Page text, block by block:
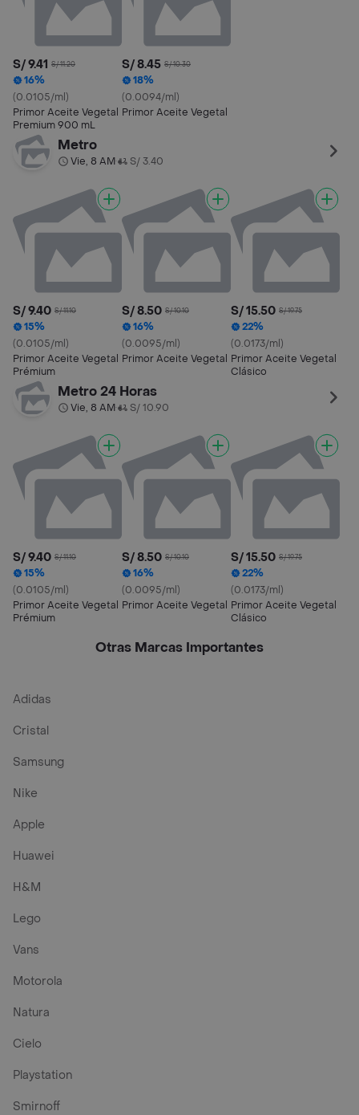
S/ 9.41 S/ 11.20
16%
(0.0105/ml)
Primor Aceite Vegetal
Premium 900 mL
S/ 8.45 S/ 10.30
18%
(0.0094/ml)
Primor Aceite Vegetal
Metro
Vie, 8 AM• S/ 3.40
S/ 9.40 S/ 11.10
15%
(0.0105/ml)
Primor Aceite Vegetal
Prémium
S/ 8.50 S/ 10.10
16%
(0.0095/ml)
Primor Aceite Vegetal
S/ 15.50 S/ 19.75
22%
(0.0173/ml)
Primor Aceite Vegetal
Clásico
Metro 24 Horas
Vie, 8 AM• S/ 10.90
S/ 9.40 S/ 11.10
15%
(0.0105/ml)
Primor Aceite Vegetal
Prémium
S/ 8.50 S/ 10.10
16%
(0.0095/ml)
Primor Aceite Vegetal
S/ 15.50 S/ 19.75
22%
(0.0173/ml)
Primor Aceite Vegetal
Clásico
Otras Marcas Importantes
Adidas
Cristal
Samsung
Nike
Apple
Huawei
H&M
Lego
Vans
Motorola
Natura
Cielo
Playstation
Smirnoff